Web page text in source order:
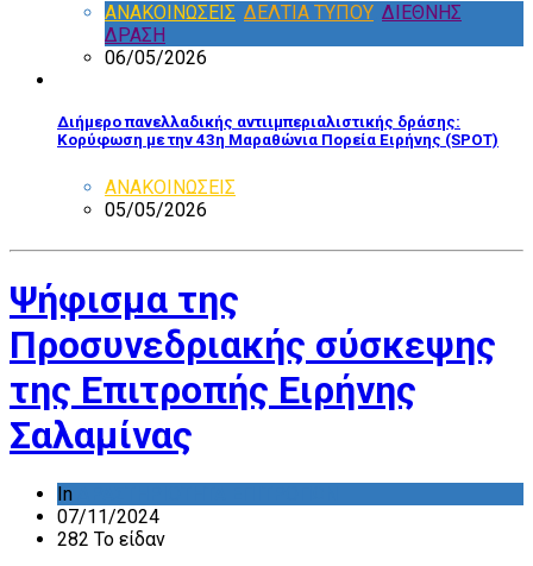
ΑΝΑΚΟΙΝΩΣΕΙΣ ΔΕΛΤΙΑ ΤΥΠΟΥ ΔΙΕΘΝΗΣ
ΔΡΑΣΗ
06/05/2026
Διήμερο πανελλαδικής αντιιμπεριαλιστικής δράσης:
Κορύφωση με την 43η Μαραθώνια Πορεία Ειρήνης (SPOT)
ΑΝΑΚΟΙΝΩΣΕΙΣ
05/05/2026
Ψήφισμα της
Προσυνεδριακής σύσκεψης
της Επιτροπής Ειρήνης
Σαλαμίνας
In
07/11/2024
282 Το είδαν